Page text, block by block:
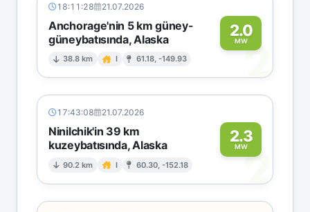
18:11:28 21.07.2026
Anchorage'nin 5 km güney-
güneybatısında, Alaska
38.8 km I 61.18, -149.93
2.0
MW2
17:43:08 21.07.2026
Ninilchik'in 39 km
kuzeybatısında, Alaska
90.2 km I 60.30, -152.18
2.3
MW
2